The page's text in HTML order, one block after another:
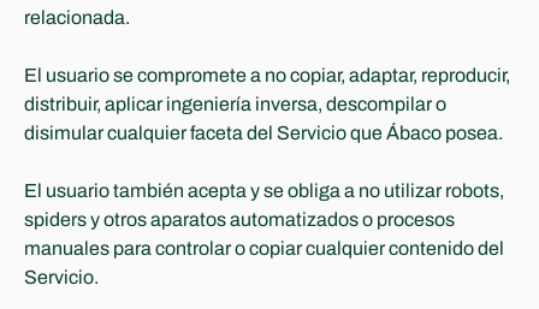
relacionada.
El usuario se compromete a no copiar, adaptar, reproducir,
distribuir, aplicar ingeniería inversa, descompilar o
disimular cualquier faceta del Servicio que Ábaco posea.
El usuario también acepta y se obliga a no utilizar robots,
spiders y otros aparatos automatizados o procesos
manuales para controlar o copiar cualquier contenido del
Servicio.